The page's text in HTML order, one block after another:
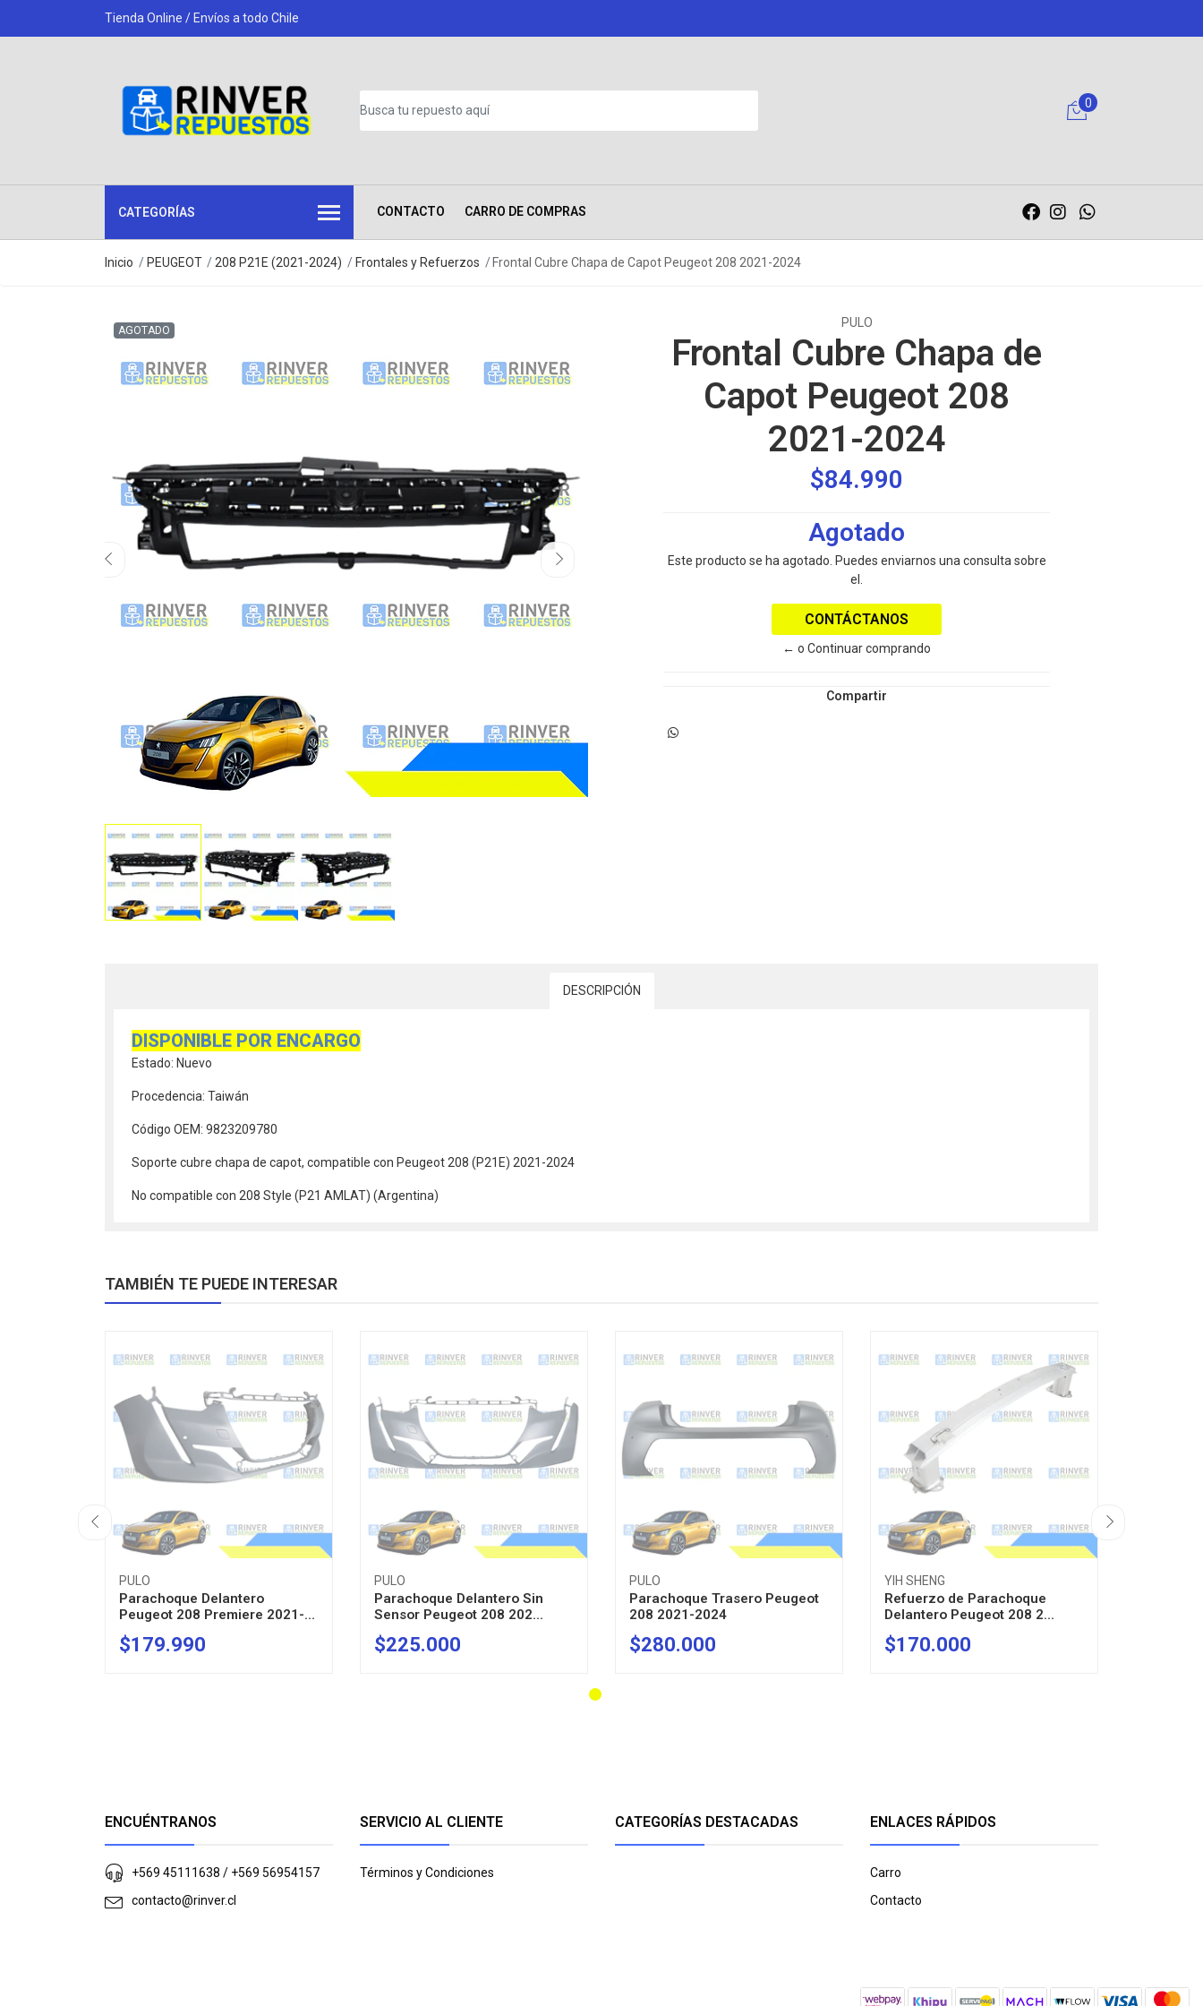
Tienda Online / Envíos a todo Chile
0
CATEGORÍAS CONTACTO CARRO DE COMPRAS
Inicio PEUGEOT 208 P21E (2021-2024) Frontales y Refuerzos Frontal Cubre Chapa de Capot Peugeot 208 2021-2024
AGOTADO
PULO
Frontal Cubre Chapa de
Capot Peugeot 208
2021-2024
$84.990
Agotado
Este producto se ha agotado. Puedes enviarnos una consulta sobre
el.
CONTÁCTANOS
← o Continuar comprando
Compartir
DESCRIPCIÓN
DISPONIBLE POR ENCARGO
Estado: Nuevo
Procedencia: Taiwán
Código OEM: 9823209780
Soporte cubre chapa de capot, compatible con Peugeot 208 (P21E) 2021-2024
No compatible con 208 Style (P21 AMLAT) (Argentina)
TAMBIÉN TE PUEDE INTERESAR
PULO
Parachoque Delantero
Peugeot 208 Premiere 2021-...
AGOTADO
$179.990
PULO
Parachoque Delantero Sin
Sensor Peugeot 208 202...
AGOTADO
$225.000
PULO
Parachoque Trasero Peugeot
208 2021-2024
AGOTADO
$280.000
YIH SHENG
Refuerzo de Parachoque
Delantero Peugeot 208 2...
AGOTADO
$170.000
ENCUÉNTRANOS
+569 45111638 / +569 56954157
contacto@rinver.cl
SERVICIO AL CLIENTE
Términos y Condiciones
CATEGORÍAS DESTACADAS ENLACES RÁPIDOS
Carro
Contacto